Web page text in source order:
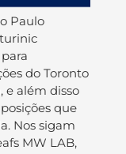
Paulo
do Toronto
e além disso
que
Nos sigam
MW LAB,